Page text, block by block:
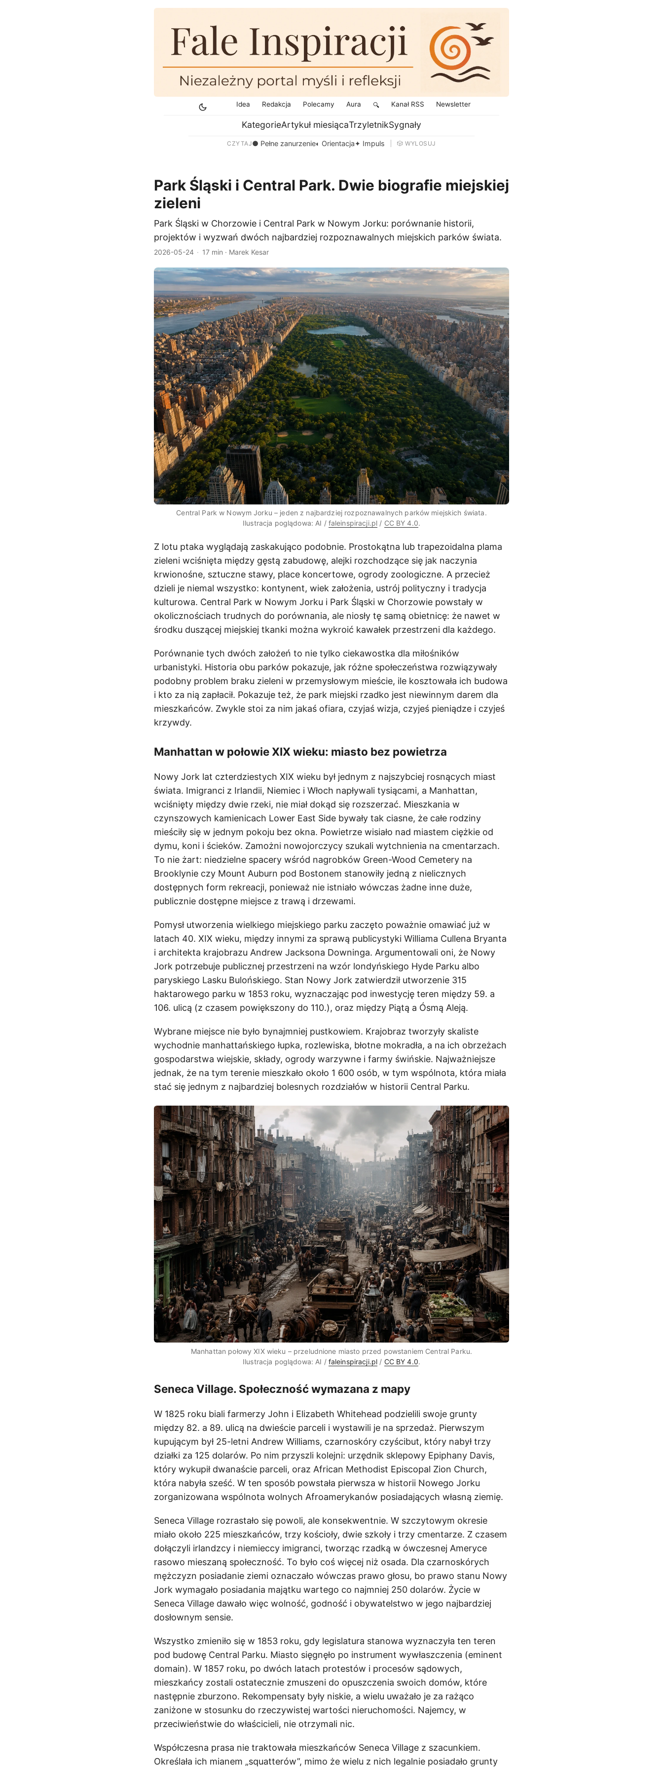
Idea Redakcja Polecamy Aura 🔍 Kanał RSS Newsletter
KategorieArtykuł miesiącaTrzyletnikSygnały
CZYTAJ● Pełne zanurzenie◐ Orientacja✦ Impuls 🎲 WYLOSUJ
Park Śląski i Central Park. Dwie biografie miejskiej
zieleni
Park Śląski w Chorzowie i Central Park w Nowym Jorku: porównanie historii,
projektów i wyzwań dwóch najbardziej rozpoznawalnych miejskich parków świata.
2026-05-24 17 min · Marek Kesar
Central Park w Nowym Jorku – jeden z najbardziej rozpoznawalnych parków miejskich świata.
Ilustracja poglądowa: AI / faleinspiracji.pl / CC BY 4.0.
Z lotu ptaka wyglądają zaskakująco podobnie. Prostokątna lub trapezoidalna plama
zieleni wciśnięta między gęstą zabudowę, alejki rozchodzące się jak naczynia
krwionośne, sztuczne stawy, place koncertowe, ogrody zoologiczne. A przecież
dzieli je niemal wszystko: kontynent, wiek założenia, ustrój polityczny i tradycja
kulturowa. Central Park w Nowym Jorku i Park Śląski w Chorzowie powstały w
okolicznościach trudnych do porównania, ale niosły tę samą obietnicę: że nawet w
środku duszącej miejskiej tkanki można wykroić kawałek przestrzeni dla każdego.
Porównanie tych dwóch założeń to nie tylko ciekawostka dla miłośników
urbanistyki. Historia obu parków pokazuje, jak różne społeczeństwa rozwiązywały
podobny problem braku zieleni w przemysłowym mieście, ile kosztowała ich budowa
i kto za nią zapłacił. Pokazuje też, że park miejski rzadko jest niewinnym darem dla
mieszkańców. Zwykle stoi za nim jakaś ofiara, czyjaś wizja, czyjeś pieniądze i czyjeś
krzywdy.
Manhattan w połowie XIX wieku: miasto bez powietrza
Nowy Jork lat czterdziestych XIX wieku był jednym z najszybciej rosnących miast
świata. Imigranci z Irlandii, Niemiec i Włoch napływali tysiącami, a Manhattan,
wciśnięty między dwie rzeki, nie miał dokąd się rozszerzać. Mieszkania w
czynszowych kamienicach Lower East Side bywały tak ciasne, że całe rodziny
mieściły się w jednym pokoju bez okna. Powietrze wisiało nad miastem ciężkie od
dymu, koni i ścieków. Zamożni nowojorczycy szukali wytchnienia na cmentarzach.
To nie żart: niedzielne spacery wśród nagrobków Green-Wood Cemetery na
Brooklynie czy Mount Auburn pod Bostonem stanowiły jedną z nielicznych
dostępnych form rekreacji, ponieważ nie istniało wówczas żadne inne duże,
publicznie dostępne miejsce z trawą i drzewami.
Pomysł utworzenia wielkiego miejskiego parku zaczęto poważnie omawiać już w
latach 40. XIX wieku, między innymi za sprawą publicystyki Williama Cullena Bryanta
i architekta krajobrazu Andrew Jacksona Downinga. Argumentowali oni, że Nowy
Jork potrzebuje publicznej przestrzeni na wzór londyńskiego Hyde Parku albo
paryskiego Lasku Bulońskiego. Stan Nowy Jork zatwierdził utworzenie 315
haktarowego parku w 1853 roku, wyznaczając pod inwestycję teren między 59. a
106. ulicą (z czasem powiększony do 110.), oraz między Piątą a Ósmą Aleją.
Wybrane miejsce nie było bynajmniej pustkowiem. Krajobraz tworzyły skaliste
wychodnie manhattańskiego łupka, rozlewiska, błotne mokradła, a na ich obrzeżach
gospodarstwa wiejskie, składy, ogrody warzywne i farmy świńskie. Najważniejsze
jednak, że na tym terenie mieszkało około 1 600 osób, w tym wspólnota, która miała
stać się jednym z najbardziej bolesnych rozdziałów w historii Central Parku.
Manhattan połowy XIX wieku – przeludnione miasto przed powstaniem Central Parku.
Ilustracja poglądowa: AI / faleinspiracji.pl / CC BY 4.0.
Seneca Village. Społeczność wymazana z mapy
W 1825 roku biali farmerzy John i Elizabeth Whitehead podzielili swoje grunty
między 82. a 89. ulicą na dwieście parceli i wystawili je na sprzedaż. Pierwszym
kupującym był 25-letni Andrew Williams, czarnoskóry czyścibut, który nabył trzy
działki za 125 dolarów. Po nim przyszli kolejni: urzędnik sklepowy Epiphany Davis,
który wykupił dwanaście parceli, oraz African Methodist Episcopal Zion Church,
która nabyła sześć. W ten sposób powstała pierwsza w historii Nowego Jorku
zorganizowana wspólnota wolnych Afroamerykanów posiadających własną ziemię.
Seneca Village rozrastało się powoli, ale konsekwentnie. W szczytowym okresie
miało około 225 mieszkańców, trzy kościoły, dwie szkoły i trzy cmentarze. Z czasem
dołączyli irlandzcy i niemieccy imigranci, tworząc rzadką w ówczesnej Ameryce
rasowo mieszaną społeczność. To było coś więcej niż osada. Dla czarnoskórych
mężczyzn posiadanie ziemi oznaczało wówczas prawo głosu, bo prawo stanu Nowy
Jork wymagało posiadania majątku wartego co najmniej 250 dolarów. Życie w
Seneca Village dawało więc wolność, godność i obywatelstwo w jego najbardziej
dosłownym sensie.
Wszystko zmieniło się w 1853 roku, gdy legislatura stanowa wyznaczyła ten teren
pod budowę Central Parku. Miasto sięgnęło po instrument wywłaszczenia (eminent
domain). W 1857 roku, po dwóch latach protestów i procesów sądowych,
mieszkańcy zostali ostatecznie zmuszeni do opuszczenia swoich domów, które
następnie zburzono. Rekompensaty były niskie, a wielu uważało je za rażąco
zaniżone w stosunku do rzeczywistej wartości nieruchomości. Najemcy, w
przeciwieństwie do właścicieli, nie otrzymali nic.
Współczesna prasa nie traktowała mieszkańców Seneca Village z szacunkiem.
Określała ich mianem „squatterów”, mimo że wielu z nich legalnie posiadało grunty